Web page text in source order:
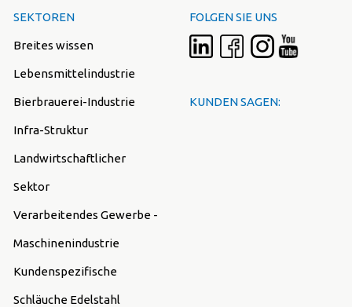
SEKTOREN
Breites wissen
Lebensmittelindustrie
Bierbrauerei-Industrie
Infra-Struktur
Landwirtschaftlicher
Sektor
Verarbeitendes Gewerbe -
Maschinenindustrie
Kundenspezifische
Schläuche Edelstahl
FOLGEN SIE UNS
KUNDEN SAGEN: